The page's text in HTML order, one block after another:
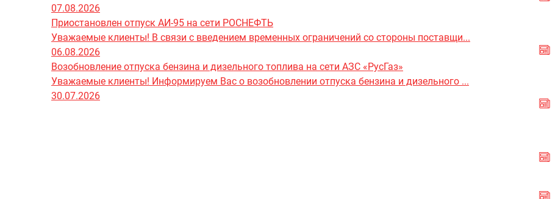
07.08.2026
Приостановлен отпуск АИ-95 на сети РОСНЕФТЬ
Уважаемые клиенты! В связи с введением временных ограничений со стороны поставщи...
06.08.2026
Возобновление отпуска бензина и дизельного топлива на сети АЗС «РусГаз»
Уважаемые клиенты! Информируем Вас о возобновлении отпуска бензина и дизельного ...
30.07.2026